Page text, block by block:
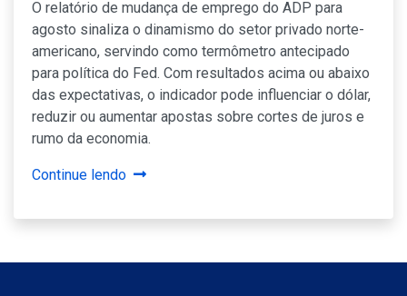
O relatório de mudança de emprego do ADP para
agosto sinaliza o dinamismo do setor privado norte-
americano, servindo como termômetro antecipado
para política do Fed. Com resultados acima ou abaixo
das expectativas, o indicador pode influenciar o dólar,
reduzir ou aumentar apostas sobre cortes de juros e
rumo da economia.
Continue lendo